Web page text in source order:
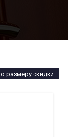
размеру скидки